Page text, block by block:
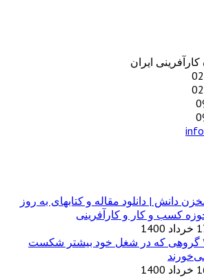
ایران
دانش | دانلود مقاله و کتابهای به روز
کسب و کار و کارآفرینی
1400
۷ گروهی که در شغل خود بیشتر شکست
1400